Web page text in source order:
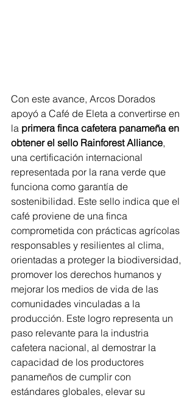
Con este avance, Arcos Dorados
apoyó a Café de Eleta a convertirse en
la primera finca cafetera panameña en
obtener el sello Rainforest Alliance,
una certificación internacional
representada por la rana verde que
funciona como garantía de
sostenibilidad. Este sello indica que el
café proviene de una finca
comprometida con prácticas agrícolas
responsables y resilientes al clima,
orientadas a proteger la biodiversidad,
promover los derechos humanos y
mejorar los medios de vida de las
comunidades vinculadas a la
producción. Este logro representa un
paso relevante para la industria
cafetera nacional, al demostrar la
capacidad de los productores
panameños de cumplir con
estándares globales, elevar su